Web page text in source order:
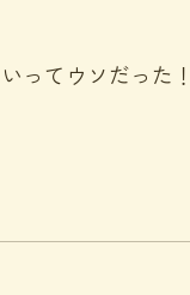
ってウソだった！